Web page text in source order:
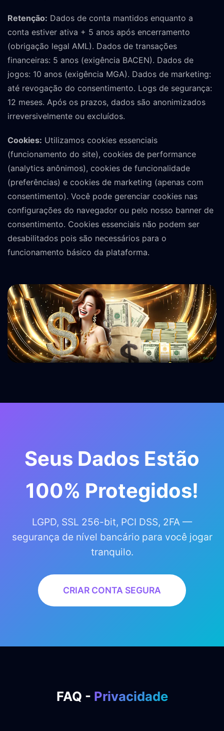
Retenção: Dados de conta mantidos enquanto a
conta estiver ativa + 5 anos após encerramento
(obrigação legal AML). Dados de transações
financeiras: 5 anos (exigência BACEN). Dados de
jogos: 10 anos (exigência MGA). Dados de marketing:
até revogação do consentimento. Logs de segurança:
12 meses. Após os prazos, dados são anonimizados
irreversivelmente ou excluídos.
Cookies: Utilizamos cookies essenciais
(funcionamento do site), cookies de performance
(analytics anônimos), cookies de funcionalidade
(preferências) e cookies de marketing (apenas com
consentimento). Você pode gerenciar cookies nas
configurações do navegador ou pelo nosso banner de
consentimento. Cookies essenciais não podem ser
desabilitados pois são necessários para o
funcionamento básico da plataforma.
Seus Dados Estão
100% Protegidos!
LGPD, SSL 256-bit, PCI DSS, 2FA —
segurança de nível bancário para você jogar
tranquilo.
CRIAR CONTA SEGURA
FAQ - Privacidade